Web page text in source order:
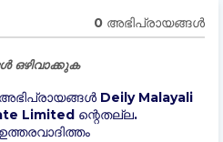
0 അഭിപ്രായങ്ങള്‍
ഒഴിവാക്കുക
Deily Malayali
Limited ന്റെതല്ല.